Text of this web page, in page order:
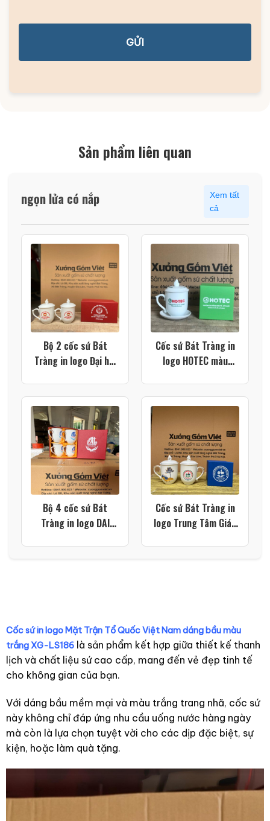
GỬI
Sản phẩm liên quan
ngọn lửa có nắp
Xem tất
cả
Bộ 2 cốc sứ Bát
Tràng in logo Đại hội
Phường Hoài Hương
màu trắng dáng ngọn
lửa có nắp XG-LS216
Cốc sứ Bát Tràng in
logo HOTEC màu
XG-LS213
Bộ 4 cốc sứ Bát
Tràng in logo DAI
Cốc sứ Bát Tràng in
logo Trung Tâm Giáo
sen xanh kẻ chỉ vàng
XG-LS199
Cốc sứ in logo Mặt Trận Tổ Quốc Việt Nam dáng bầu màu
trắng XG-LS186là sản phẩm kết hợp giữa thiết kế thanh
lịch và chất liệu sứ cao cấp, mang đến vẻ đẹp tinh tế
cho không gian của bạn.
Với dáng bầu mềm mại và màu trắng trang nhã, cốc sứ
này không chỉ đáp ứng nhu cầu uống nước hàng ngày
mà còn là lựa chọn tuyệt vời cho các dịp đặc biệt, sự
kiện, hoặc làm quà tặng.